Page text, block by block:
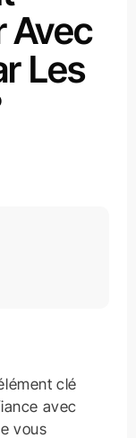
Avec
Les
clé
avec
vous